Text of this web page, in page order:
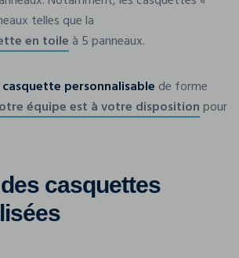
telles que la
en toile à 5 panneaux.
casquette personnalisable de forme
équipe est à votre dispositionpour
casquettes